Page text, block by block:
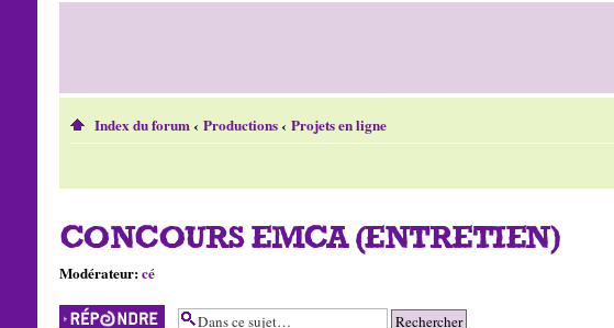
Index du forum‹ Productions‹ Projets en ligne
CONCOURS EMCA (ENTRETIEN)
Modérateur:cé
Répondre